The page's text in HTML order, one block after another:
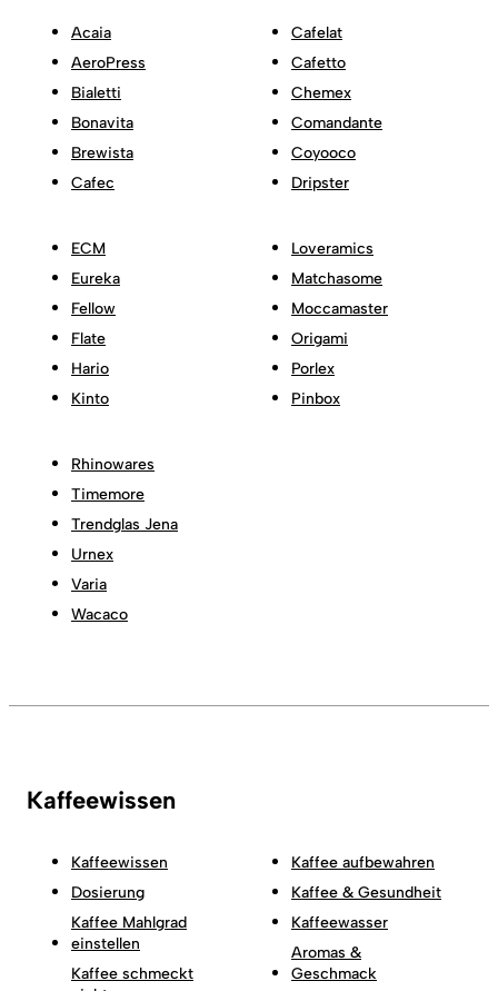
Acaia
AeroPress
Bialetti
Bonavita
Brewista
Cafec
Cafelat
Cafetto
Chemex
Comandante
Coyooco
Dripster
ECM
Eureka
Fellow
Flate
Hario
Kinto
Loveramics
Matchasome
Moccamaster
Origami
Porlex
Pinbox
Rhinowares
Timemore
Trendglas Jena
Urnex
Varia
Wacaco
Kaffeewissen
Kaffeewissen
Dosierung
Kaffee Mahlgrad
einstellen
Kaffee schmeckt
Kaffee aufbewahren
Kaffee & Gesundheit
Kaffeewasser
Aromas &
Geschmack